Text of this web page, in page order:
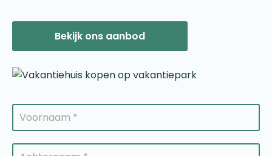
Bekijk ons aanbod